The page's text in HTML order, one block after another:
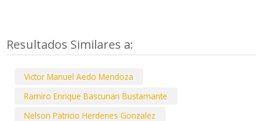
Resultados Similares a:
Victor Manuel Aedo Mendoza
Ramiro Enrique Bascunan Bustamante
Nelson Patricio Herdenes Gonzalez